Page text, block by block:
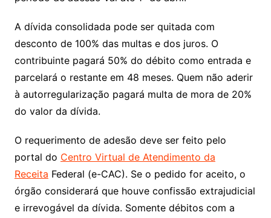
A dívida consolidada pode ser quitada com
desconto de 100% das multas e dos juros. O
contribuinte pagará 50% do débito como entrada e
parcelará o restante em 48 meses. Quem não aderir
à autorregularização pagará multa de mora de 20%
do valor da dívida.
O requerimento de adesão deve ser feito pelo
portal do Centro Virtual de Atendimento da
Receita Federal (e-CAC). Se o pedido for aceito, o
órgão considerará que houve confissão extrajudicial
e irrevogável da dívida. Somente débitos com a